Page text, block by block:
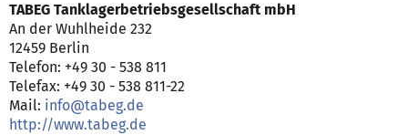
TABEG Tanklagerbetriebsgesellschaft mbH
An der Wuhlheide 232
12459 Berlin
Telefon: +49 30 - 538 811
Telefax: +49 30 - 538 811-22
Mail: info@tabeg.de
http://www.tabeg.de